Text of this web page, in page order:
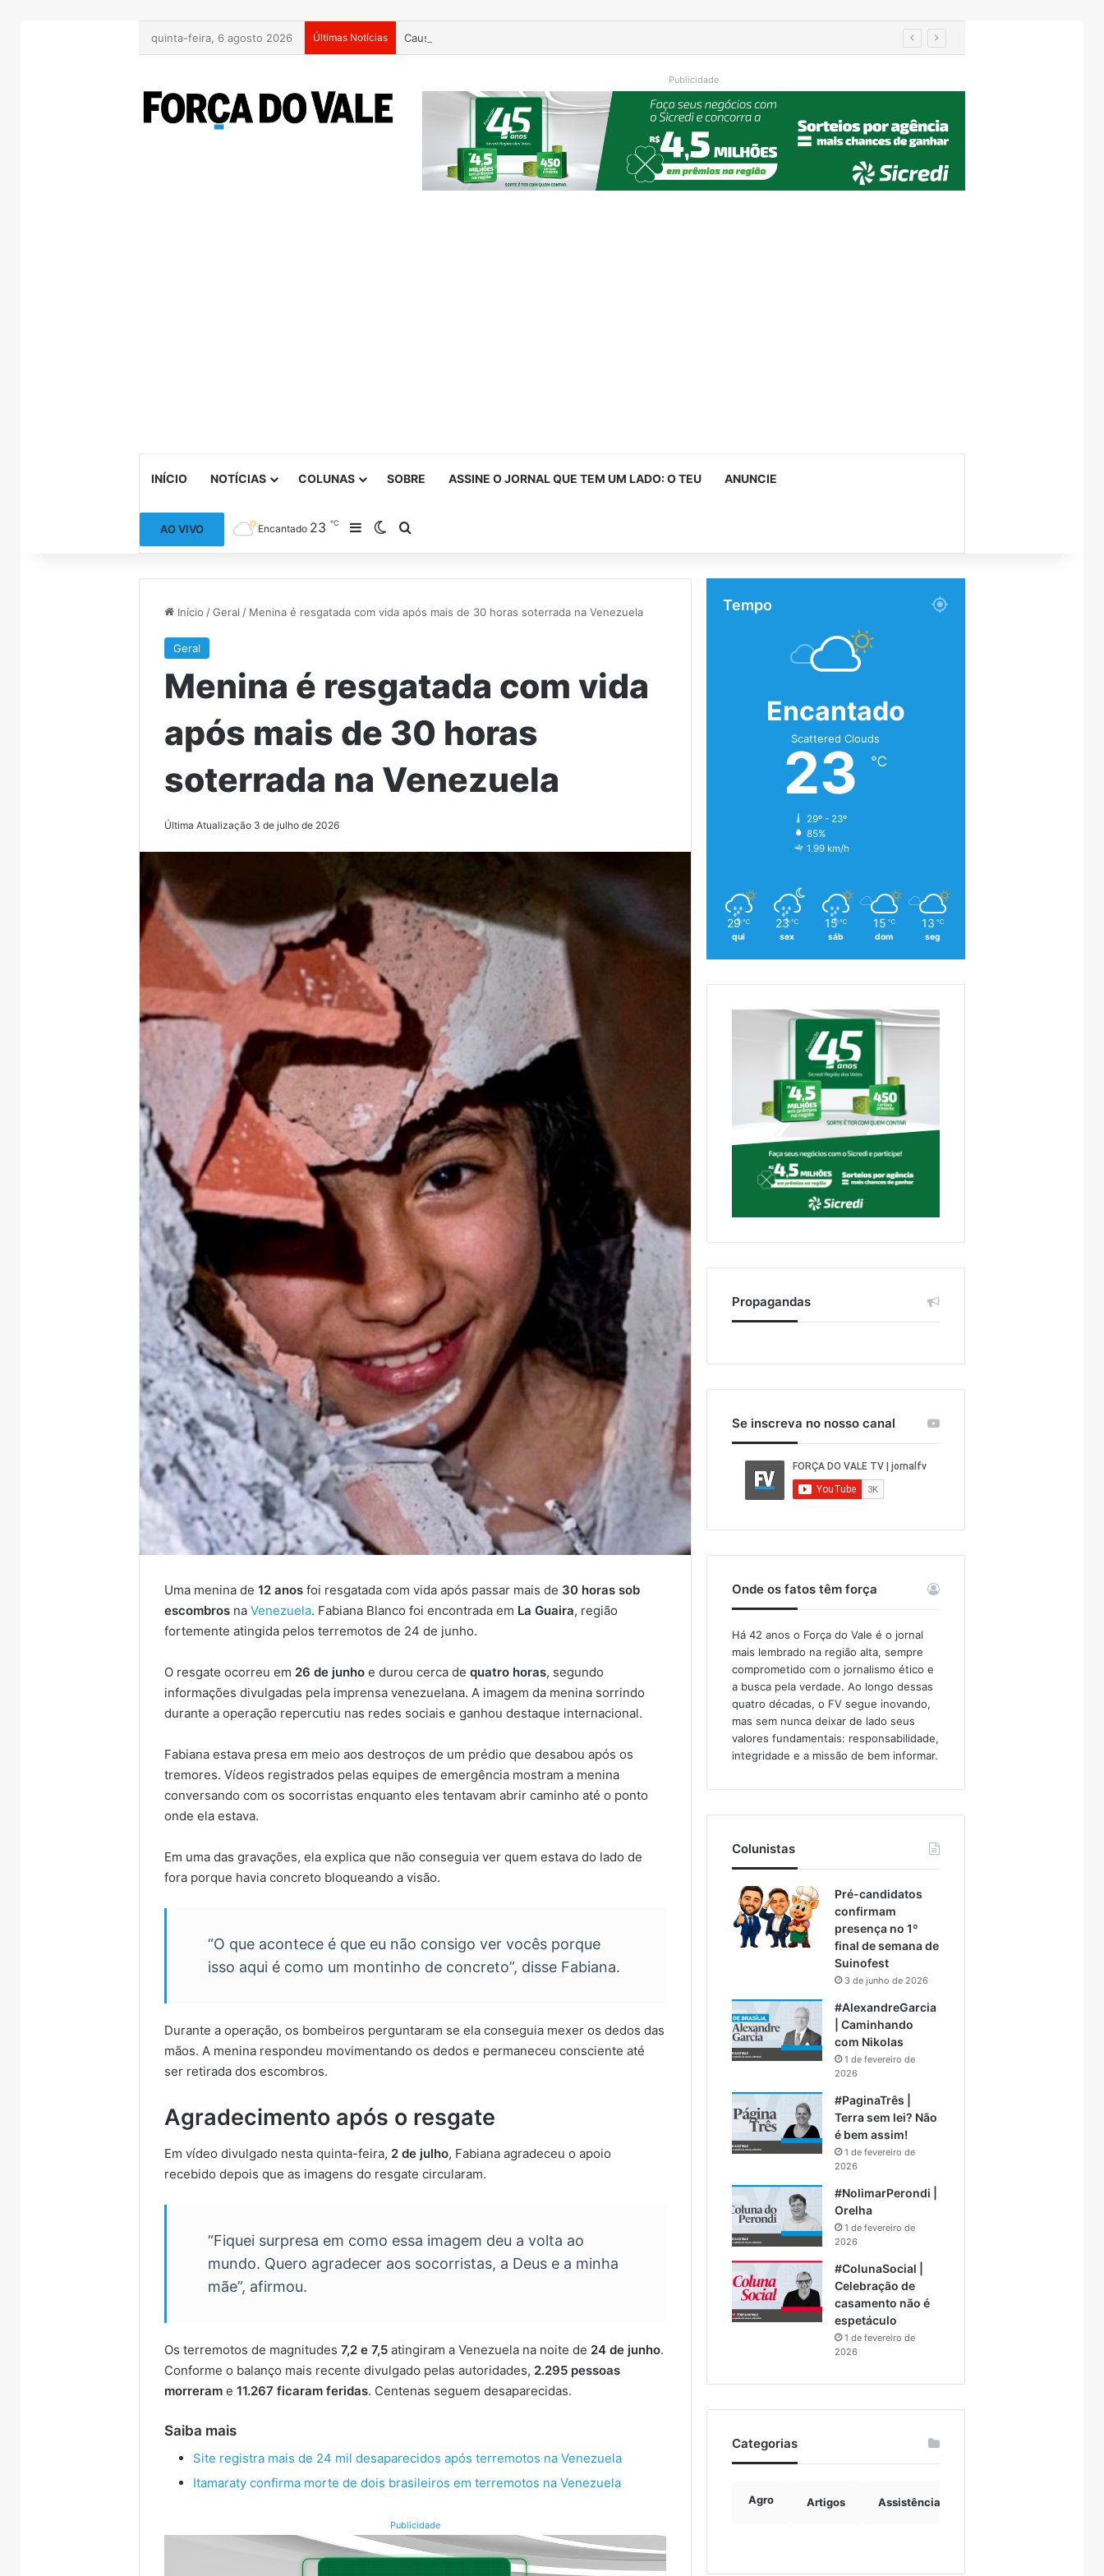
quinta-feira, 6 agosto 2026 Últimas Notícias Causa Animal intensifica fiscalização de cavalos soltos e alerta tutores em Encantado
Publicidade
INÍCIO NOTÍCIAS COLUNAS SOBRE ASSINE O JORNAL QUE TEM UM LADO: O TEU ANUNCIE
AO VIVO Encantado 23℃ Barra Lateral
Switch skin
Início / Geral / Menina é resgatada com vida após mais de 30 horas soterrada na Venezuela
Geral
Menina é resgatada com vida
após mais de 30 horas
soterrada na Venezuela
Última Atualização 3 de julho de 2026
Uma menina de12 anos foi resgatada com vida após passar mais de 30 horas sob
escombros naVenezuela. Fabiana Blanco foi encontrada em La Guaira, região
fortemente atingida pelos terremotos de 24 de junho.
O resgate ocorreu em 26 de junho e durou cerca dequatro horas, segundo
informações divulgadas pela imprensa venezuelana. A imagem da menina sorrindo
durante a operação repercutiu nas redes sociais e ganhou destaque internacional.
Fabiana estava presa em meio aos destroços de um prédio que desabou após os
tremores. Vídeos registrados pelas equipes de emergência mostram a menina
conversando com os socorristas enquanto eles tentavam abrir caminho até o ponto
onde ela estava.
Em uma das gravações, ela explica que não conseguia ver quem estava do lado de
fora porque havia concreto bloqueando a visão.
“O que acontece é que eu não consigo ver vocês porque
isso aqui é como um montinho de concreto”, disse Fabiana.
Durante a operação, os bombeiros perguntaram se ela conseguia mexer os dedos das
mãos. A menina respondeu movimentando os dedos e permaneceu consciente até
ser retirada dos escombros.
Agradecimento após o resgate
Em vídeo divulgado nesta quinta-feira, 2 de julho, Fabiana agradeceu o apoio
recebido depois que as imagens do resgate circularam.
“Fiquei surpresa em como essa imagem deu a volta ao
mundo. Quero agradecer aos socorristas, a Deus e a minha
mãe”, afirmou.
Os terremotos de magnitudes7,2 e 7,5 atingiram a Venezuela na noite de 24 de junho.
Conforme o balanço mais recente divulgado pelas autoridades, 2.295 pessoas
morreram e11.267 ficaram feridas. Centenas seguem desaparecidas.
Saiba mais
Site registra mais de 24 mil desaparecidos após terremotos na Venezuela
Itamaraty confirma morte de dois brasileiros em terremotos na Venezuela
Publicidade
Tempo
Encantado
Scattered Clouds
23 ℃
29º - 23º
85%
1.99 km/h
29 ℃
qui
23 ℃
sex
15 ℃
sáb
15 ℃
dom
13 ℃
seg
Propagandas
Se inscreva no nosso canal
Onde os fatos têm força
Há 42 anos o Força do Vale é o jornal
mais lembrado na região alta, sempre
comprometido com o jornalismo ético e
a busca pela verdade. Ao longo dessas
quatro décadas, o FV segue inovando,
mas sem nunca deixar de lado seus
valores fundamentais: responsabilidade,
integridade e a missão de bem informar.​
Colunistas
Pré-candidatos
confirmam
presença no 1º
final de semana de
Suinofest
3 de junho de 2026
#AlexandreGarcia
| Caminhando
com Nikolas
1 de fevereiro de
2026
#PaginaTrês |
Terra sem lei? Não
é bem assim!
1 de fevereiro de
2026
#NolimarPerondi |
Orelha
1 de fevereiro de
2026
#ColunaSocial |
Celebração de
casamento não é
espetáculo
1 de fevereiro de
2026
Categorias
Agro Artigos Assistência Social